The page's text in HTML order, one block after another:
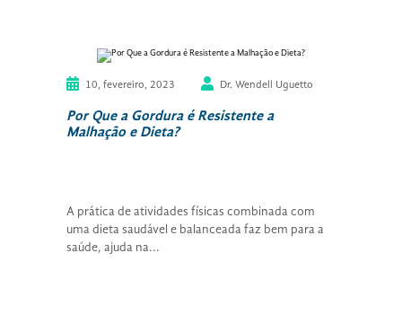
10, fevereiro, 2023 Dr. Wendell Uguetto
Por Que a Gordura é Resistente a
Malhação e Dieta?
A prática de atividades físicas combinada com
uma dieta saudável e balanceada faz bem para a
saúde, ajuda na...